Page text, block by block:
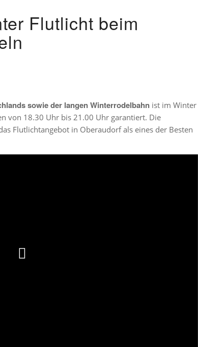
Flutlicht beim
sowie der langen Winterrodelbahn ist im Winter
von 18.30 Uhr bis 21.00 Uhr garantiert. Die
Flutlichtangebot in Oberaudorf als eines der Besten